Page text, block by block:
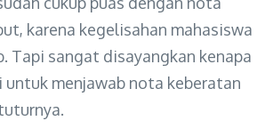
karena kegelisahan mahasiswa
Tapi sangat disayangkan kenapa
untuk menjawab nota keberatan